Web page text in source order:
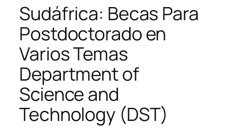
Sudáfrica: Becas Para
Postdoctorado en
Varios Temas
Department of
Science and
Technology (DST)